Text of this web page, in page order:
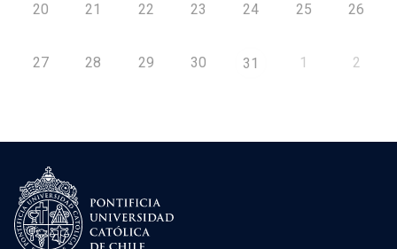
20 21 22 23 24 25 26
27 28 29 30 31 1 2